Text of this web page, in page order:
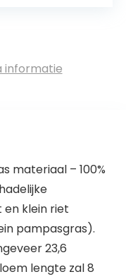
informatie
materiaal – 100%
en klein riet
pampasgras).
23,6
lengte zal 8